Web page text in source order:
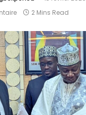
2 Mins Read